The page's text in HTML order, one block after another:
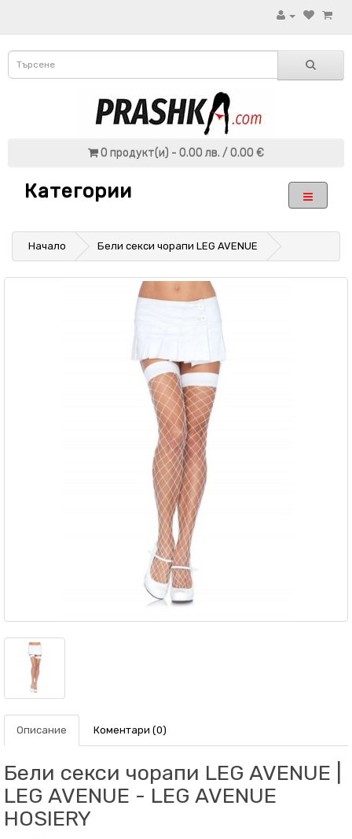
0 продукт(и) - 0.00 лв. / 0.00 €
Категории
Начало Бели секси чорапи LEG AVENUE
Описание Коментари (0)
Бели секси чорапи LEG AVENUE |
LEG AVENUE - LEG AVENUE
HOSIERY